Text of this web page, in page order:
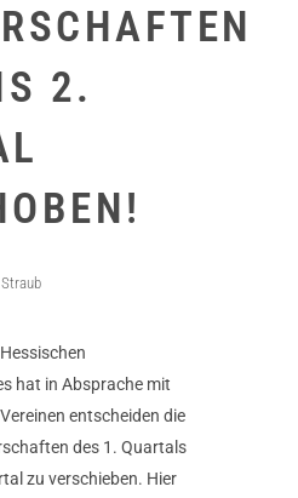
2.
hat in Absprache mit
entscheiden die
des 1. Quartals
zu verschieben. Hier